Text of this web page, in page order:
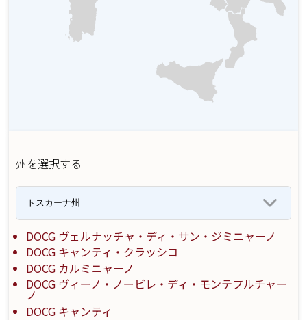
州を選択する
DOCG ヴェルナッチャ・ディ・サン・ジミニャーノ
DOCG キャンティ・クラッシコ
DOCG カルミニャーノ
DOCG ヴィーノ・ノービレ・ディ・モンテプルチャー
ノ
DOCG キャンティ